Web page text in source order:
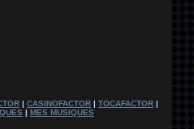
| CASINOFACTOR | TOCAFACTOR |
| MES MUSIQUES